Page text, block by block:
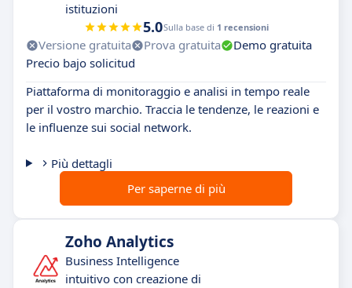
istituzioni
5.0Sulla base di 1 recensioni
Versione gratuita Prova gratuita
Demo gratuita
Precio bajo solicitud
Piattaforma di monitoraggio e analisi in tempo reale
per il vostro marchio. Traccia le tendenze, le reazioni e
le influenze sui social network.
Più dettagli
Per saperne di più
Zoho Analytics
Business Intelligence
intuitivo con creazione di